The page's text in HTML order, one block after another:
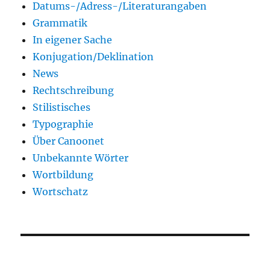
Datums-/Adress-/Literaturangaben
Grammatik
In eigener Sache
Konjugation/Deklination
News
Rechtschreibung
Stilistisches
Typographie
Über Canoonet
Unbekannte Wörter
Wortbildung
Wortschatz